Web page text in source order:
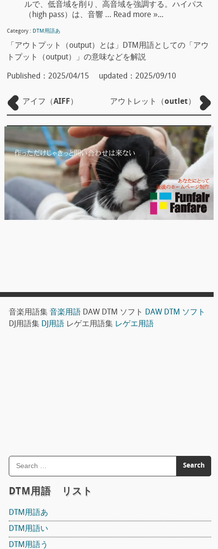
ルで、低音域を削り、高音域を強調する。ハイパス
（high pass）は、音響 … Read more »...
Category : DTM用語あ
「アウトプット（output）とは」DTM用語としての「アウ
トプット（output）」の意味などを解説
Published： 2025/04/15 updated： 2025/09/10
アイフ（AIFF） アウトレット（outlet）
音楽用語集 音楽用語DAW DTM ソフト
DAW DTM ソフト
DJ用語集 DJ用語レゲエ用語集 レゲエ用語
DTM用語 リスト
DTM用語あ
DTM用語い
DTM用語う